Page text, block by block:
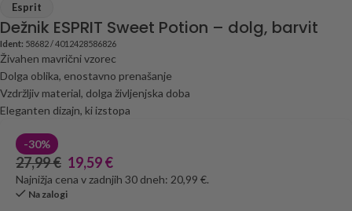
Esprit
Dežnik ESPRIT Sweet Potion – dolg, barvit
Ident: 58682 / 4012428586826
Živahen mavrični vzorec
Dolga oblika, enostavno prenašanje
Vzdržljiv material, dolga življenjska doba
Eleganten dizajn, ki izstopa
-30%
27,99€ 19,59€
Najnižja cena v zadnjih 30 dneh: 20,99 €.
Na zalogi